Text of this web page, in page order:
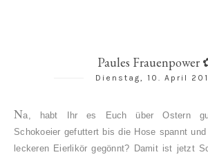
Paules Frauenpower
Dienstag, 10. April
Na, habt Ihr es Euch über Ostern
Schokoeier gefuttert bis die Hose spannt
leckeren Eierlikör gegönnt? Damit ist jetzt